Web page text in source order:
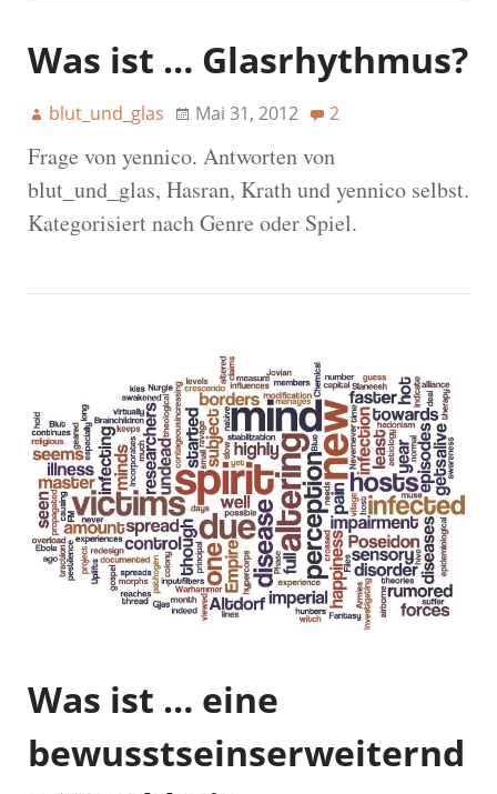
Was ist … Glasrhythmus?
blut_und_glas Mai 31, 2012 2
Frage von yennico. Antworten von
blut_und_glas, Hasran, Krath und yennico selbst.
Kategorisiert nach Genre oder Spiel.
Was ist … eine
bewusstseinserweiternd